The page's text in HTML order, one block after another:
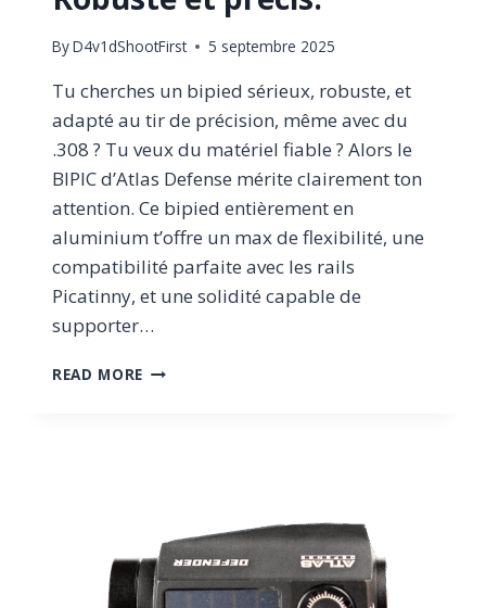
ByD4v1dShootFirst 5 septembre 2025
Tu cherches un bipied sérieux, robuste, et
adapté au tir de précision, même avec du
.308 ? Tu veux du matériel fiable ? Alors le
BIPIC d’Atlas Defense mérite clairement ton
attention. Ce bipied entièrement en
aluminium t’offre un max de flexibilité, une
compatibilité parfaite avec les rails
Picatinny, et une solidité capable de
supporter…
READ MORE TEST
ROBUSTE
ET
PRÉCIS.